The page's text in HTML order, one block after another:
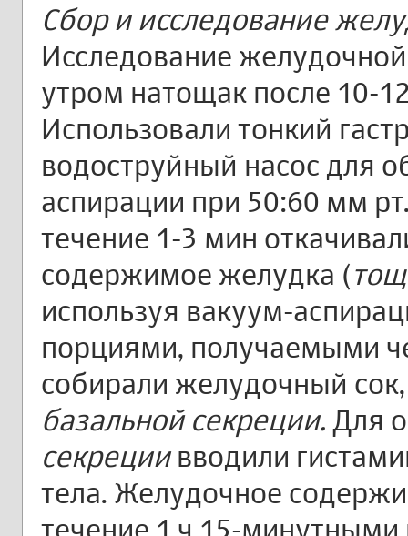
Сбор и исследование
Исследование
утром натощак после 10-
Использовали тонкий
водоструйный насос для
аспирации при 50:60 мм
течение 1-3 мин
содержимое желудка (
используя вакуум-
порциями, получаемыми
собирали желудочный
базальной секреции. Для
секрециивводили
тела. Желудочное
течение 1 ч 15-